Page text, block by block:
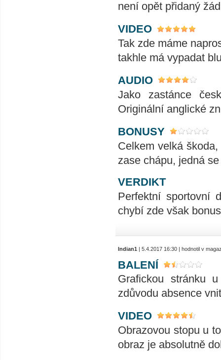
není opět přidaný
VIDEO
Tak zde máme
takhle má vypadat
AUDIO
Jako zastánce
Originální anglické
BONUSY
Celkem velká
zase chápu, jedná
VERDIKT
Perfektní sportovní
chybí zde však
Indian1 | 5.4.2017 16:30 | hodnotil v
BALENÍ
Grafickou stránku
zdůvodu absence
VIDEO
Obrazovou stopu u
obraz je absolutně